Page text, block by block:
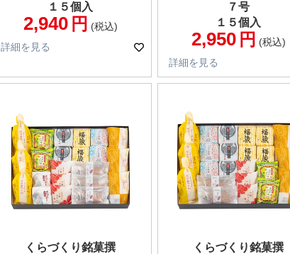
１５個入
2,940
税込
詳細を見る
７号
１５個入
2,950
税込
詳細を見る
くらづくり銘菓撰
くらづくり銘菓撰